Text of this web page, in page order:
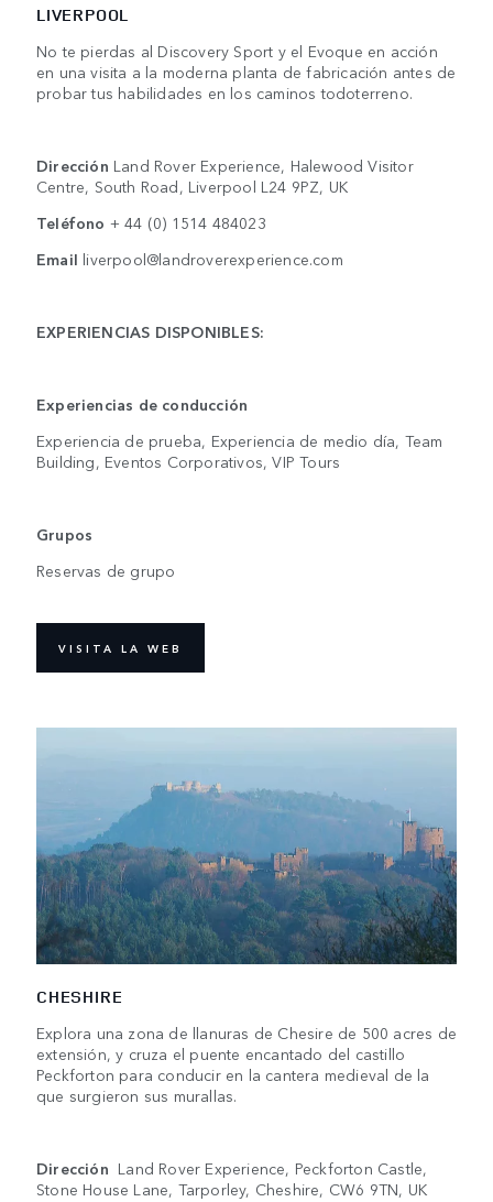
LIVERPOOL
No te pierdas al Discovery Sport y el Evoque en acción
en una visita a la moderna planta de fabricación antes de
probar tus habilidades en los caminos todoterreno.
Dirección Land Rover Experience, Halewood Visitor
Centre, South Road, Liverpool L24 9PZ, UK
Teléfono + 44 (0) 1514 484023
Email liverpool@landroverexperience.com
EXPERIENCIAS DISPONIBLES:
Experiencias de conducción
Experiencia de prueba, Experiencia de medio día, Team
Building, Eventos Corporativos, VIP Tours
Grupos
Reservas de grupo
VISITA LA WEB
CHESHIRE
Explora una zona de llanuras de Chesire de 500 acres de
extensión, y cruza el puente encantado del castillo
Peckforton para conducir en la cantera medieval de la
que surgieron sus murallas.
Dirección Land Rover Experience, Peckforton Castle,
Stone House Lane, Tarporley, Cheshire, CW6 9TN, UK